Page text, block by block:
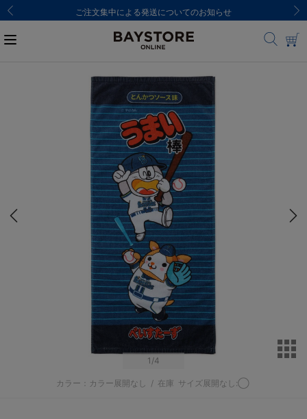
ご注文集中による発送についてのお知らせ
1 /4
カラー：カラー展開なし / 在庫 サイズ展開なし:◯